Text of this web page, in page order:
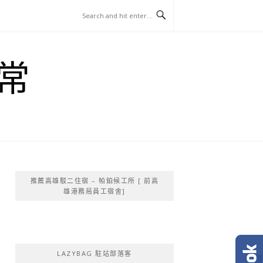
推薦高雄駁二住宿 – 帕鉑候工所 [ 前高
雄港務局員工宿舍]
LAZYBAG 駐站部落客